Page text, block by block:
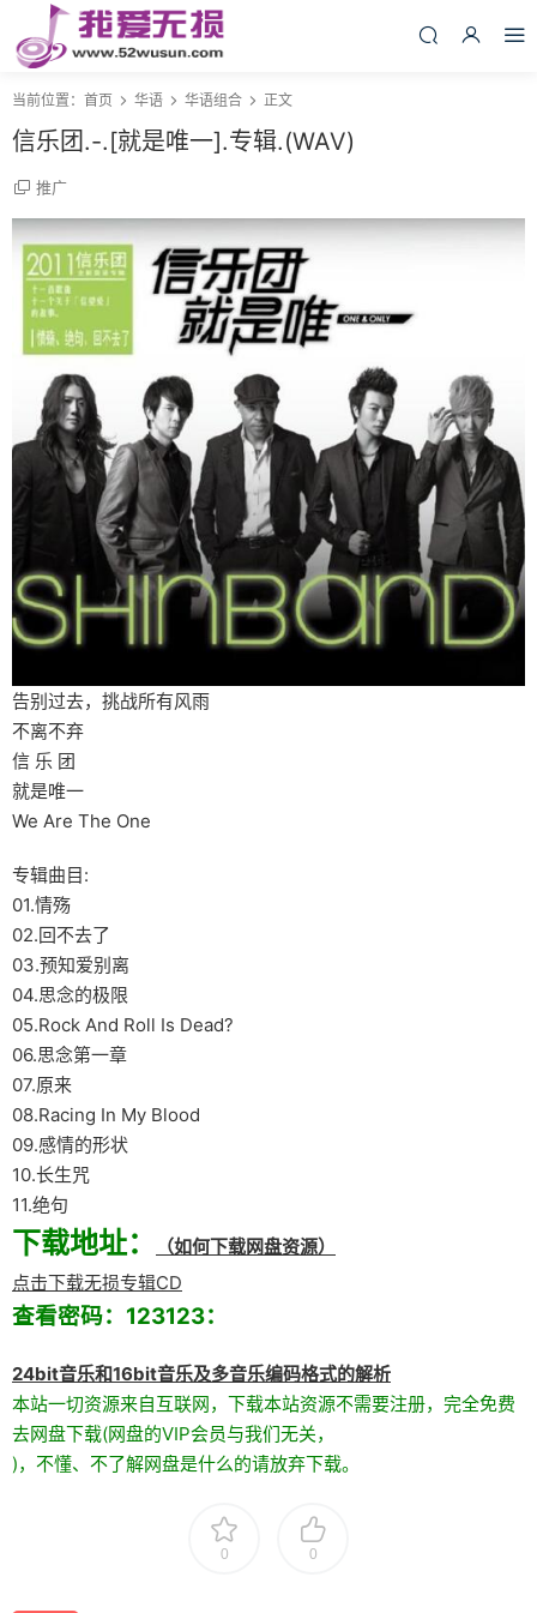
当前位置： 首页 华语 华语组合 正文
信乐团.-.[就是唯一].专辑.(WAV)
推广
告别过去，挑战所有风雨
不离不弃
信 乐 团
就是唯一
We Are The One
专辑曲目:
01.情殇
02.回不去了
03.预知爱别离
04.思念的极限
05.Rock And Roll Is Dead?
06.思念第一章
07.原来
08.Racing In My Blood
09.感情的形状
10.长生咒
11.绝句
下载地址：
（如何下载网盘资源）
点击下载无损专辑CD
查看密码：123123：
24bit音乐和16bit音乐及多音乐编码格式的解析
本站一切资源来自互联网，下载本站资源不需要注册，完全免费
去网盘下载(网盘的VIP会员与我们无关，
)，不懂、不了解网盘是什么的请放弃下载。
0 0